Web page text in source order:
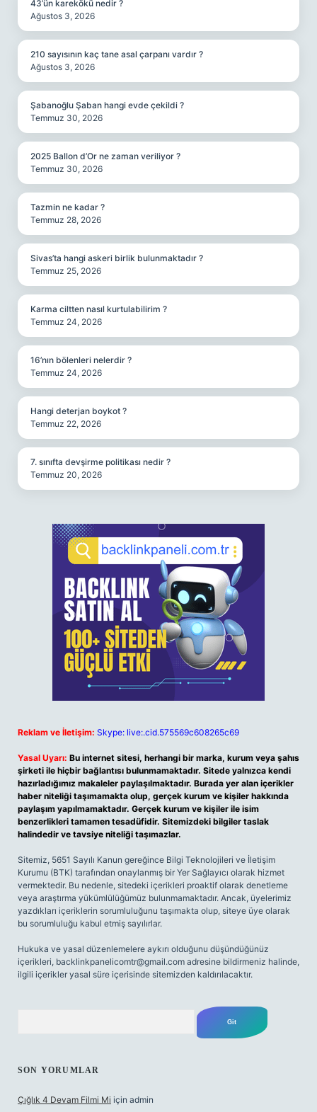
43’ün karekökü nedir ?
Ağustos 3, 2026
210 sayısının kaç tane asal çarpanı vardır ?
Ağustos 3, 2026
Şabanoğlu Şaban hangi evde çekildi ?
Temmuz 30, 2026
2025 Ballon d’Or ne zaman veriliyor ?
Temmuz 30, 2026
Tazmin ne kadar ?
Temmuz 28, 2026
Sivas’ta hangi askeri birlik bulunmaktadır ?
Temmuz 25, 2026
Karma ciltten nasıl kurtulabilirim ?
Temmuz 24, 2026
16’nın bölenleri nelerdir ?
Temmuz 24, 2026
Hangi deterjan boykot ?
Temmuz 22, 2026
7. sınıfta devşirme politikası nedir ?
Temmuz 20, 2026
Reklam ve İletişim: Skype: live:.cid.575569c608265c69
Yasal Uyarı: Bu internet sitesi, herhangi bir marka, kurum veya şahıs
şirketi ile hiçbir bağlantısı bulunmamaktadır. Sitede yalnızca kendi
hazırladığımız makaleler paylaşılmaktadır. Burada yer alan içerikler
haber niteliği taşımamakta olup, gerçek kurum ve kişiler hakkında
paylaşım yapılmamaktadır. Gerçek kurum ve kişiler ile isim
benzerlikleri tamamen tesadüfidir. Sitemizdeki bilgiler taslak
halindedir ve tavsiye niteliği taşımazlar.
Sitemiz, 5651 Sayılı Kanun gereğince Bilgi Teknolojileri ve İletişim
Kurumu (BTK) tarafından onaylanmış bir Yer Sağlayıcı olarak hizmet
vermektedir. Bu nedenle, sitedeki içerikleri proaktif olarak denetleme
veya araştırma yükümlülüğümüz bulunmamaktadır. Ancak, üyelerimiz
yazdıkları içeriklerin sorumluluğunu taşımakta olup, siteye üye olarak
bu sorumluluğu kabul etmiş sayılırlar.
Hukuka ve yasal düzenlemelere aykırı olduğunu düşündüğünüz
içerikleri, backlinkpanelicomtr@gmail.com adresine bildirmeniz halinde,
ilgili içerikler yasal süre içerisinde sitemizden kaldırılacaktır.
SON YORUMLAR
Çığlık 4 Devam Filmi Mi için admin